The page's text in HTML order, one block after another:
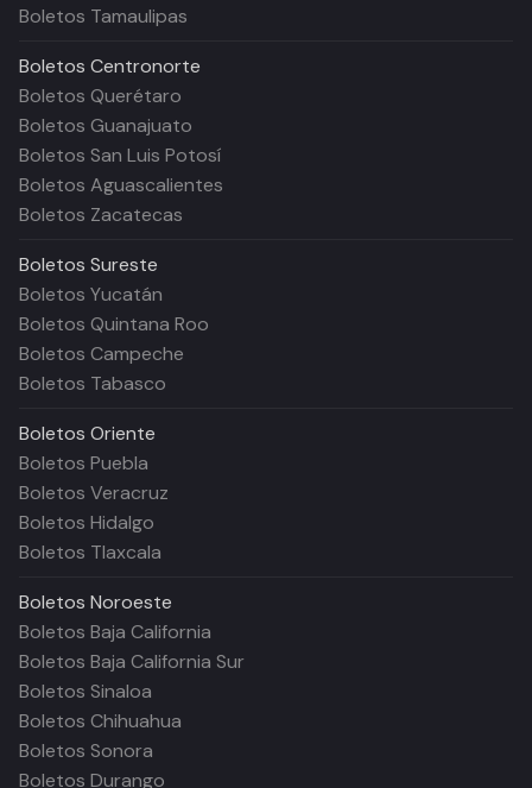
Boletos Tamaulipas
Boletos Centronorte
Boletos Querétaro
Boletos Guanajuato
Boletos San Luis Potosí
Boletos Aguascalientes
Boletos Zacatecas
Boletos Sureste
Boletos Yucatán
Boletos Quintana Roo
Boletos Campeche
Boletos Tabasco
Boletos Oriente
Boletos Puebla
Boletos Veracruz
Boletos Hidalgo
Boletos Tlaxcala
Boletos Noroeste
Boletos Baja California
Boletos Baja California Sur
Boletos Sinaloa
Boletos Chihuahua
Boletos Sonora
Boletos Durango